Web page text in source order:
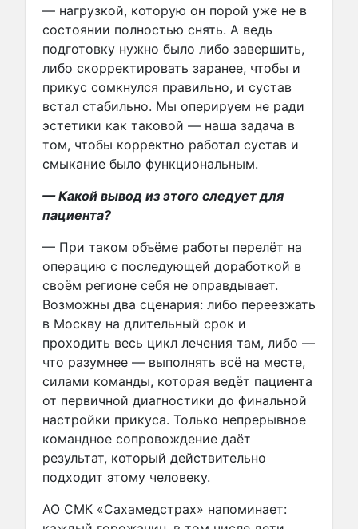
— нагрузкой, которую он порой уже не в
состоянии полностью снять. А ведь
подготовку нужно было либо завершить,
либо скорректировать заранее, чтобы и
прикус сомкнулся правильно, и сустав
встал стабильно. Мы оперируем не ради
эстетики как таковой — наша задача в
том, чтобы корректно работал сустав и
смыкание было функциональным.
— Какой вывод из этого следует для
пациента?
— При таком объёме работы перелёт на
операцию с последующей доработкой в
своём регионе себя не оправдывает.
Возможны два сценария: либо переезжать
в Москву на длительный срок и
проходить весь цикл лечения там, либо —
что разумнее — выполнять всё на месте,
силами команды, которая ведёт пациента
от первичной диагностики до финальной
настройки прикуса. Только непрерывное
командное сопровождение даёт
результат, который действительно
подходит этому человеку.
АО СМК «Сахамедстрах» напоминает: